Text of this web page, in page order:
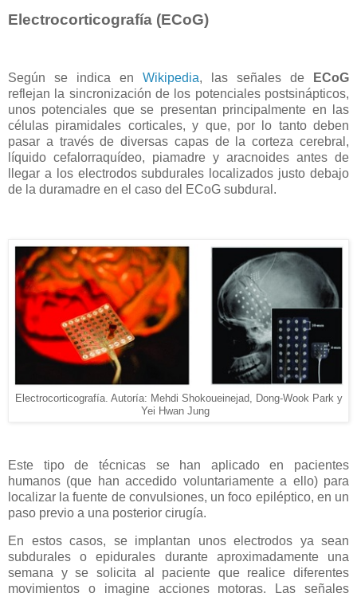
Electrocorticografía (ECoG)
Según se indica en Wikipedia, las señales de
ECoG
reflejan la sincronización de los potenciales postsinápticos,
unos potenciales que se presentan principalmente en las
células piramidales corticales, y que, por lo tanto deben
pasar a través de diversas capas de la corteza cerebral,
líquido cefalorraquídeo, piamadre y aracnoides antes de
llegar a los electrodos subdurales localizados justo debajo
de la duramadre en el caso del ECoG subdural.
Electrocorticografía. Autoría: Mehdi Shokoueinejad, Dong-Wook Park y
Yei Hwan Jung
Este tipo de técnicas se han aplicado en pacientes
humanos (que han accedido voluntariamente a ello) para
localizar la fuente de convulsiones, un foco epiléptico, en un
paso previo a una posterior cirugía.
En estos casos, se implantan unos electrodos ya sean
subdurales o epidurales durante aproximadamente una
semana y se solicita al paciente que realice diferentes
movimientos o imagine acciones motoras. Las señales